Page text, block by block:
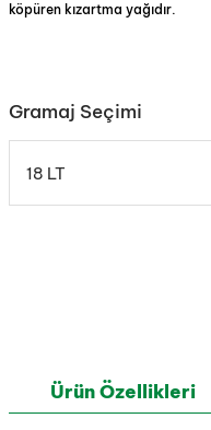
köpüren kızartma yağıdır.
Gramaj Seçimi
18 LT
Ürün Özellikleri